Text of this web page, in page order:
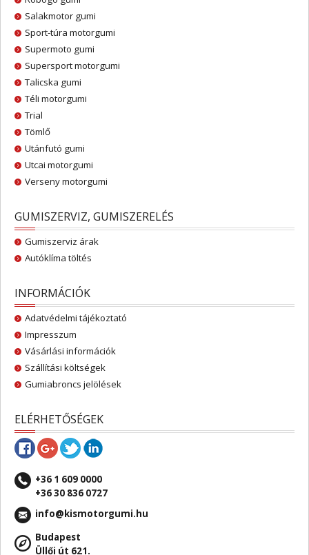
Salakmotor gumi
Sport-túra motorgumi
Supermoto gumi
Supersport motorgumi
Talicska gumi
Téli motorgumi
Trial
Tömlő
Utánfutó gumi
Utcai motorgumi
Verseny motorgumi
GUMISZERVIZ, GUMISZERELÉS
Gumiszerviz árak
Autóklíma töltés
INFORMÁCIÓK
Adatvédelmi tájékoztató
Impresszum
Vásárlási információk
Szállítási költségek
Gumiabroncs jelölések
ELÉRHETŐSÉGEK
+36 1 609 0000
+36 30 836 0727
info@kismotorgumi.hu
Budapest
Üllői út 621.